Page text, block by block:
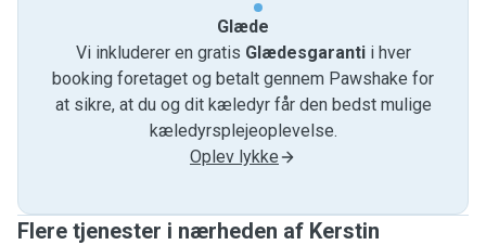
Glæde
Vi inkluderer en gratis Glædesgarantii hver
booking foretaget og betalt gennem Pawshake for
at sikre, at du og dit kæledyr får den bedst mulige
kæledyrsplejeoplevelse.
Oplev lykke
Flere tjenester i nærheden af ​​Kerstin